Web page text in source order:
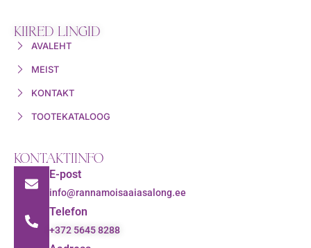
KIIRED LINGID
AVALEHT
MEIST
KONTAKT
TOOTEKATALOOG
KONTAKTIINFO
E-post
info@rannamoisaaiasalong.ee
Telefon
+372 5645 8288